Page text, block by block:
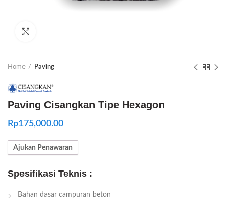
Home Paving
Paving Cisangkan Tipe Hexagon
Rp175,000.00
Ajukan Penawaran
Spesifikasi Teknis :
Bahan dasar campuran beton